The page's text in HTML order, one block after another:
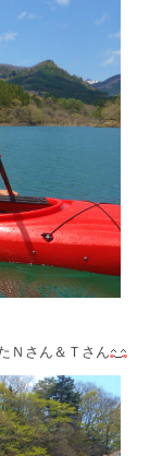
Ｎさん＆Ｔさん